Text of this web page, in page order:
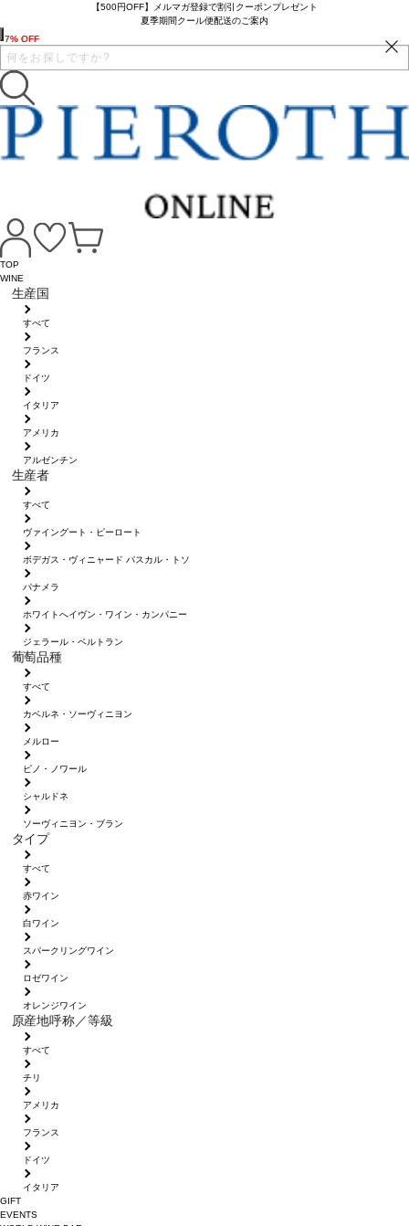
【500円OFF】メルマガ登録で割引クーポンプレゼント
夏季期間クール便配送のご案内
TOP
WINE
生産国
すべて
フランス
ドイツ
イタリア
アメリカ
アルゼンチン
生産者
すべて
ヴァイングート・ピーロート
ボデガス・ヴィニャード パスカル・トソ
パナメラ
ホワイトへイヴン・ワイン・カンパニー
ジェラール・ベルトラン
葡萄品種
すべて
カベルネ・ソーヴィニヨン
メルロー
ピノ・ノワール
シャルドネ
ソーヴィニヨン・ブラン
タイプ
すべて
赤ワイン
白ワイン
スパークリングワイン
ロゼワイン
オレンジワイン
原産地呼称／等級
すべて
チリ
アメリカ
フランス
ドイツ
イタリア
GIFT
EVENTS
7% OFF
7% OFF